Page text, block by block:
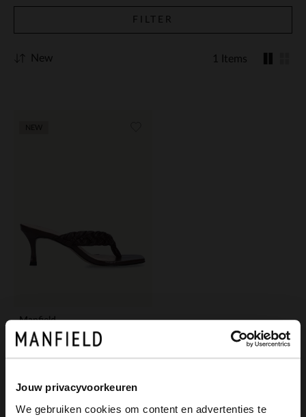
Jouw privacyvoorkeuren
We gebruiken cookies om content en advertenties te
FILTER
1 Items
New
Manfield
Bruine gevlochten hak slippers
119.99